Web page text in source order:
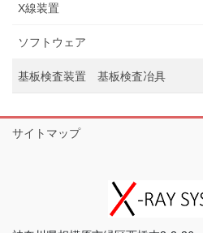
X線装置
ソフトウェア
基板検査装置 基板検査冶具
サイトマップ